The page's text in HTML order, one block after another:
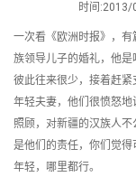
时间
一次看《欧洲时报》，
族领导儿子的婚礼，他
彼此往来很少，接着赶
年轻夫妻，他们很愤怒
照顾，对新疆的汉族人
是他们的责任，你们觉
年轻，哪里都行。